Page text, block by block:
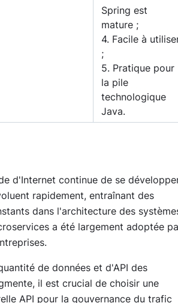
Spring est
mature ;
4. Facile à
;
5. Pratique pour
la pile
technologique
Java.
d'Internet continue de se
rapidement, entraînant des
dans l'architecture des
a été largement adoptée
de données et d'API des
il est crucial de choisir une
API pour la gouvernance du trafic